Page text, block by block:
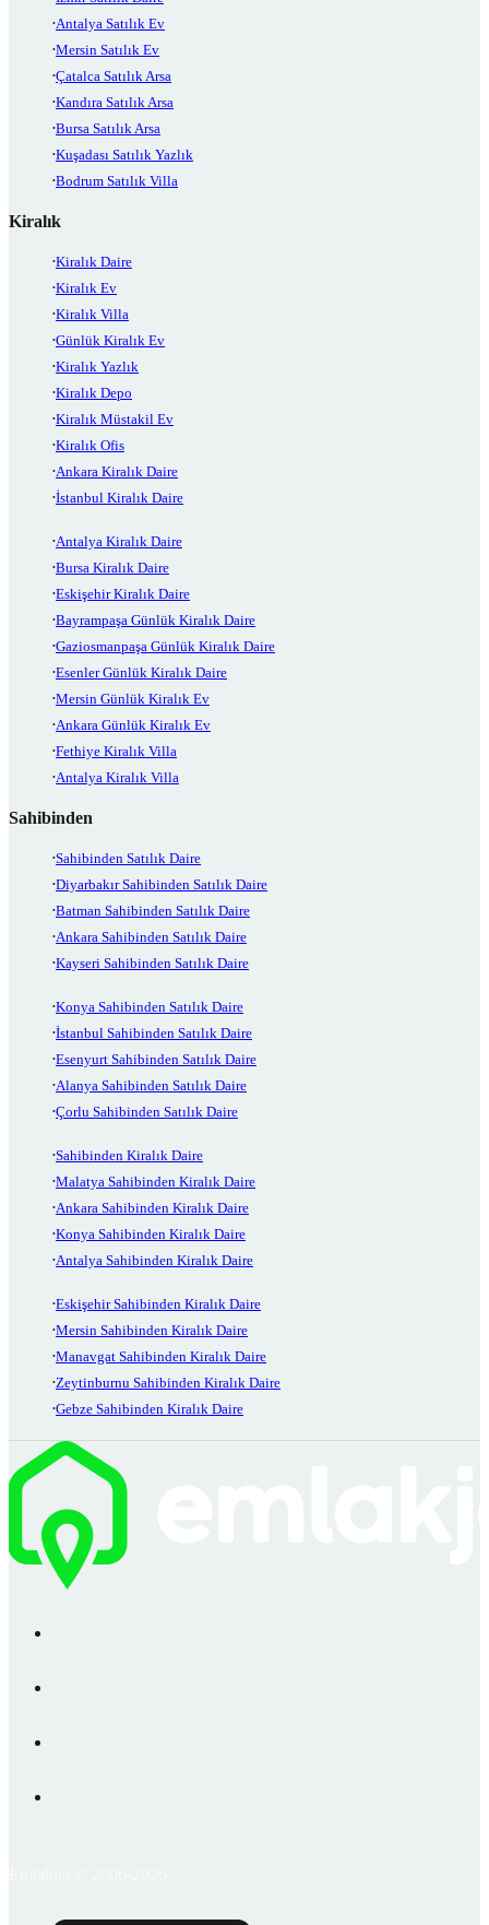
Antalya Satılık Ev
Mersin Satılık Ev
Çatalca Satılık Arsa
Kandıra Satılık Arsa
Bursa Satılık Arsa
Kuşadası Satılık Yazlık
Bodrum Satılık Villa
Kiralık
Kiralık Daire
Kiralık Ev
Kiralık Villa
Günlük Kiralık Ev
Kiralık Yazlık
Kiralık Depo
Kiralık Müstakil Ev
Kiralık Ofis
Ankara Kiralık Daire
İstanbul Kiralık Daire
Antalya Kiralık Daire
Bursa Kiralık Daire
Eskişehir Kiralık Daire
Bayrampaşa Günlük Kiralık Daire
Gaziosmanpaşa Günlük Kiralık Daire
Esenler Günlük Kiralık Daire
Mersin Günlük Kiralık Ev
Ankara Günlük Kiralık Ev
Fethiye Kiralık Villa
Antalya Kiralık Villa
Sahibinden
Sahibinden Satılık Daire
Diyarbakır Sahibinden Satılık Daire
Batman Sahibinden Satılık Daire
Ankara Sahibinden Satılık Daire
Kayseri Sahibinden Satılık Daire
Konya Sahibinden Satılık Daire
İstanbul Sahibinden Satılık Daire
Esenyurt Sahibinden Satılık Daire
Alanya Sahibinden Satılık Daire
Çorlu Sahibinden Satılık Daire
Sahibinden Kiralık Daire
Malatya Sahibinden Kiralık Daire
Ankara Sahibinden Kiralık Daire
Konya Sahibinden Kiralık Daire
Antalya Sahibinden Kiralık Daire
Eskişehir Sahibinden Kiralık Daire
Mersin Sahibinden Kiralık Daire
Manavgat Sahibinden Kiralık Daire
Zeytinburnu Sahibinden Kiralık Daire
Gebze Sahibinden Kiralık Daire